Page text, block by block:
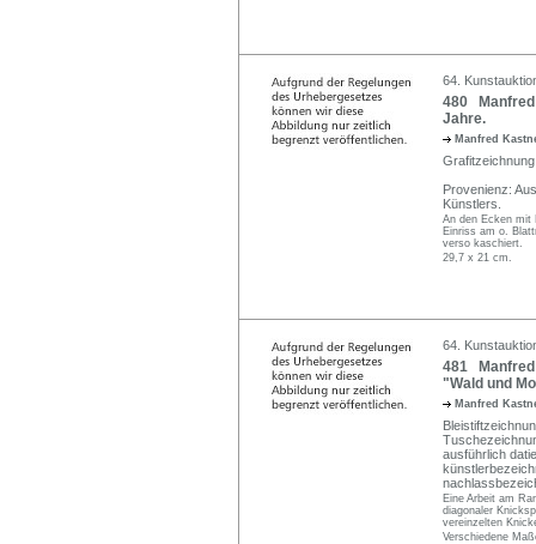
64.
480 Manfred
Jahre.
Manfred
Provenienz:
Künstlers.
An den Ecken mit
Einriss am o.
verso kaschiert.
29,7 x 21 cm.
64.
481 Manfred
"Wald und
Manfred
ausführlich
Eine Arbeit am
diagonaler
vereinzelten
Verschiedene